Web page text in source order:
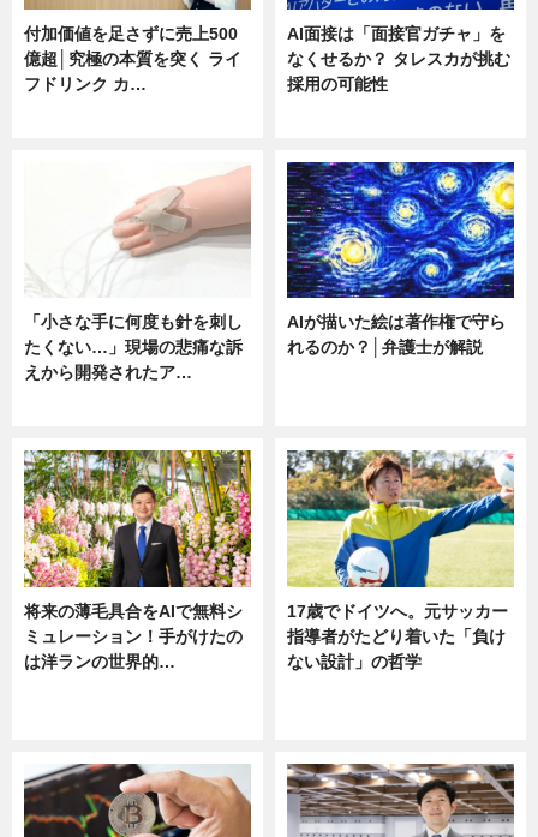
付加価値を足さずに売上500
億超│究極の本質を突く ライ
フドリンク カ…
AI面接は「面接官ガチャ」を
なくせるか？ タレスカが挑む
採用の可能性
「小さな手に何度も針を刺し
たくない…」現場の悲痛な訴
えから開発されたア…
AIが描いた絵は著作権で守ら
れるのか？│弁護士が解説
将来の薄毛具合をAIで無料シ
ミュレーション！手がけたの
は洋ランの世界的…
17歳でドイツへ。元サッカー
指導者がたどり着いた「負け
ない設計」の哲学